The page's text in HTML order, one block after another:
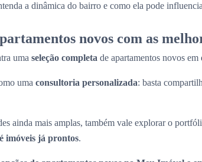
a dinâmica do bairro e como ela pode
novos com as
uma seleção completa de apartamentos novos em
uma consultoria personalizada: basta
ainda mais amplas, também vale explorar o
imóveis já prontos.